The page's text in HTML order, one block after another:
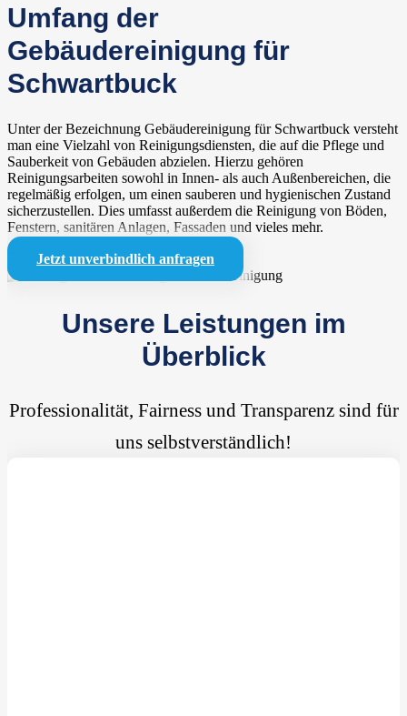
Umfang der
Gebäudereinigung für
Schwartbuck
Unter der Bezeichnung Gebäudereinigung für Schwartbuck versteht
man eine Vielzahl von Reinigungsdiensten, die auf die Pflege und
Sauberkeit von Gebäuden abzielen. Hierzu gehören
Reinigungsarbeiten sowohl in Innen- als auch Außenbereichen, die
regelmäßig erfolgen, um einen sauberen und hygienischen Zustand
sicherzustellen. Dies umfasst außerdem die Reinigung von Böden,
Fenstern, sanitären Anlagen, Fassaden und vieles mehr.
Jetzt unverbindlich anfragen
Unsere Leistungen im
Überblick
Professionalität, Fairness und Transparenz sind für
uns selbstverständlich!